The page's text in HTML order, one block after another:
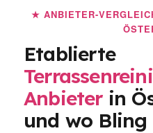
★ ANBIETER-
Etablierte
Anbieterin
und wo